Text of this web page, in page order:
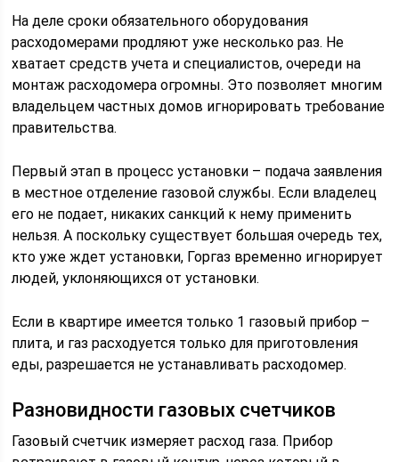
На деле сроки обязательного оборудования
расходомерами продляют уже несколько раз. Не
хватает средств учета и специалистов, очереди на
монтаж расходомера огромны. Это позволяет многим
владельцем частных домов игнорировать требование
правительства.
Первый этап в процесс установки – подача заявления
в местное отделение газовой службы. Если владелец
его не подает, никаких санкций к нему применить
нельзя. А поскольку существует большая очередь тех,
кто уже ждет установки, Горгаз временно игнорирует
людей, уклоняющихся от установки.
Если в квартире имеется только 1 газовый прибор –
плита, и газ расходуется только для приготовления
еды, разрешается не устанавливать расходомер.
Разновидности газовых счетчиков
Газовый счетчик измеряет расход газа. Прибор